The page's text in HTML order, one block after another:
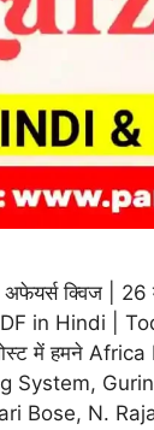
क्विज | 26
in Hindi |
में हमने
Bose, N.